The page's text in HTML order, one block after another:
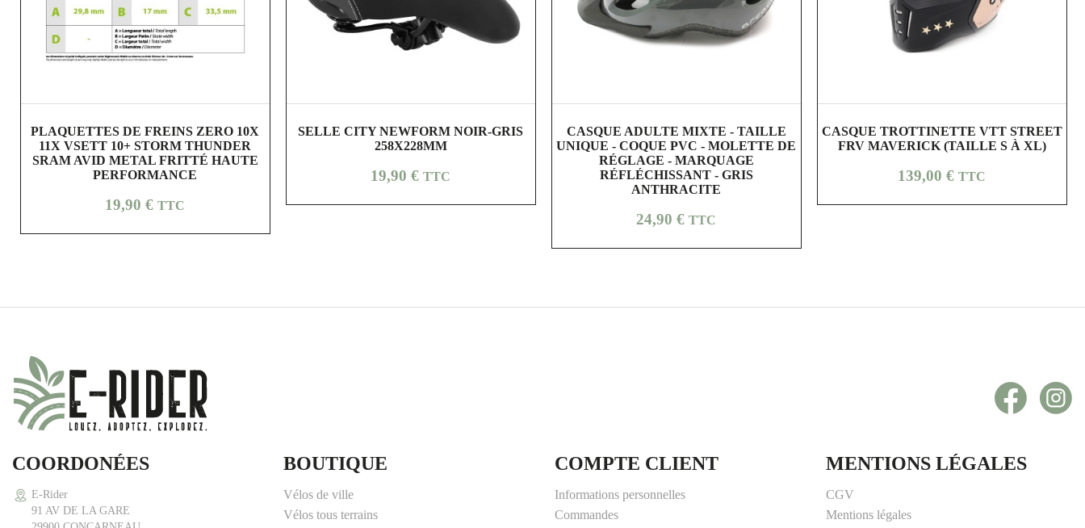
shopping_cart visibility
PLAQUETTES DE FREINS ZERO 10X
11X VSETT 10+ STORM THUNDER
SRAM AVID METAL FRITTÉ HAUTE
PERFORMANCE
Prix
19,90 € TTC
shopping_cart visibility
SELLE CITY NEWFORM NOIR-GRIS
258X228MM
Prix
19,90 € TTC
shopping_cart visibility
CASQUE ADULTE MIXTE - TAILLE
UNIQUE - COQUE PVC - MOLETTE DE
RÉGLAGE - MARQUAGE
RÉFLÉCHISSANT - GRIS
ANTHRACITE
Prix
24,90 € TTC
shopping_cart visibility
CASQUE TROTTINETTE VTT STREET
FRV MAVERICK (TAILLE S À XL)
Prix
139,00 € TTC
Facebook
COORDONÉES
E-Rider
91 AV DE LA GARE
BOUTIQUE
Vélos de ville
Vélos tous terrains
COMPTE CLIENT
Informations personnelles
Commandes
MENTIONS LÉGALES
CGV
Mentions légales